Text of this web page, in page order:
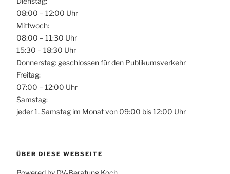
08:00 – 12:00 Uhr
Mittwoch:
08:00 – 11:30 Uhr
15:30 – 18:30 Uhr
Donnerstag: geschlossen für den Publikumsverkehr
Freitag:
07:00 – 12:00 Uhr
Samstag:
jeder 1. Samstag im Monat von 09:00 bis 12:00 Uhr
ÜBER DIESE WEBSEITE